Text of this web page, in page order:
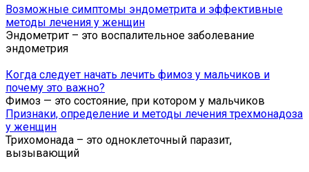
Возможные симптомы эндометрита и эффективные
методы лечения у женщин
Эндометрит – это воспалительное заболевание
эндометрия
Когда следует начать лечить фимоз у мальчиков и
почему это важно?
Фимоз — это состояние, при котором у мальчиков
Признаки, определение и методы лечения трехмонадоза
у женщин
Трихомонада – это одноклеточный паразит,
вызывающий